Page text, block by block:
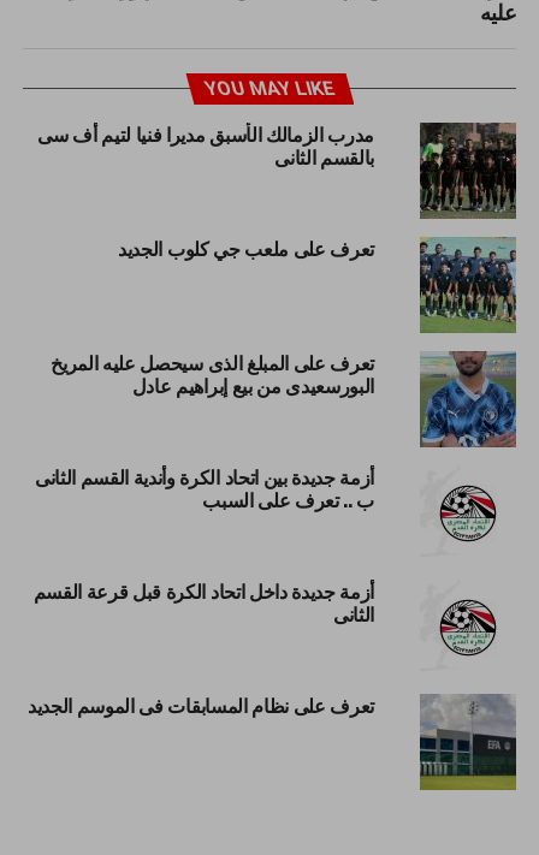
عليه
YOU MAY LIKE
مدرب الزمالك الأسبق مديرا فنيا لتيم أف سى
بالقسم الثانى
تعرف على ملعب جي كلوب الجديد
تعرف على المبلغ الذى سيحصل عليه المريخ
البورسعيدى من بيع إبراهيم عادل
أزمة جديدة بين اتحاد الكرة وأندية القسم الثانى
ب .. تعرف على السبب
أزمة جديدة داخل اتحاد الكرة قبل قرعة القسم
الثانى
تعرف على نظام المسابقات فى الموسم الجديد